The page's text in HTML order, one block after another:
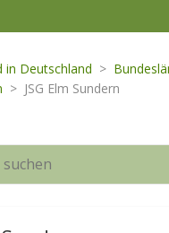
in Deutschland >
> JSG Elm Sundern